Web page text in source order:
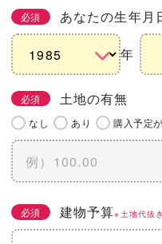
必須 あなたの生年月
年
必須 土地の有無
なし あり 購入予定
必須 建物予算※土地代抜き